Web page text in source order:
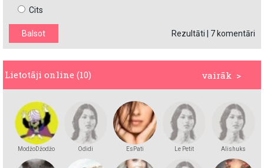
Cits
Rezultāti 7 komentāri
vairāk >
Lietotāji online (10)
ModžoDžodžo Odidi EsPati Le Petit Alishuks